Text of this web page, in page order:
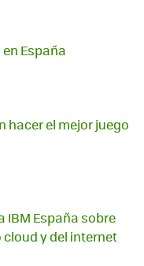
en España
hacer el mejor juego
IBM España sobre
cloud y del internet